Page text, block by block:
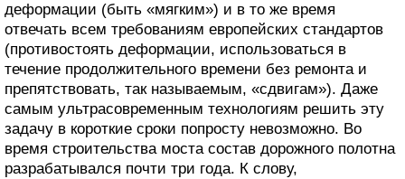
деформации (быть «мягким») и в то же время
отвечать всем требованиям европейских стандартов
(противостоять деформации, использоваться в
течение продолжительного времени без ремонта и
препятствовать, так называемым, «сдвигам»). Даже
самым ультрасовременным технологиям решить эту
задачу в короткие сроки попросту невозможно. Во
время строительства моста состав дорожного полотна
разрабатывался почти три года. К слову,